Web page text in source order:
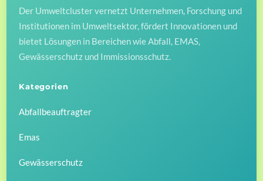
Top
Der Umweltcluster vernetzt Unternehmen, Forschung und
Institutionen im Umweltsektor, fördert Innovationen und
bietet Lösungen in Bereichen wie Abfall, EMAS,
Gewässerschutz und Immissionsschutz.
Kategorien
Abfallbeauftragter
Emas
Gewässerschutz